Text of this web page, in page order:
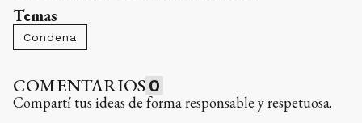
Temas
Condena
COMENTARIOS 0
Compartí tus ideas de forma responsable y respetuosa.